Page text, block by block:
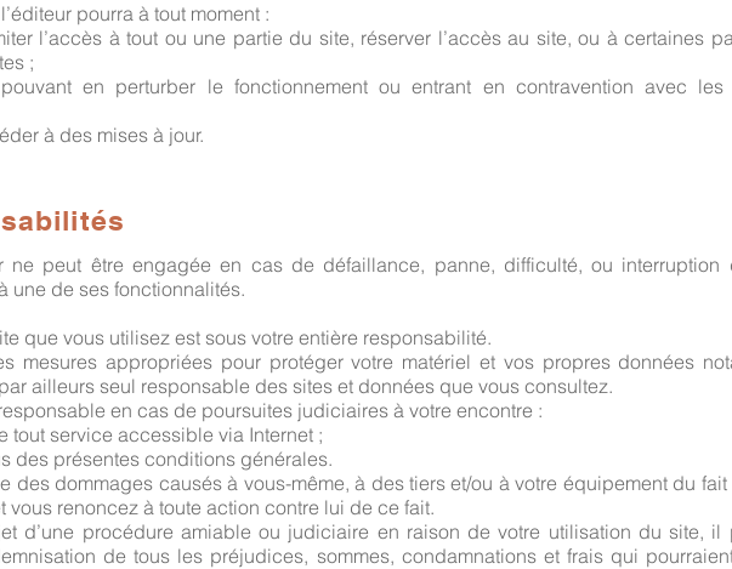
pourra à tout moment :
l’accès à tout ou une partie du site, réserver l’accès au site, ou à certaines
;
en perturber le fonctionnement ou entrant en contravention avec
à des mises à jour.
ne peut être engagée en cas de défaillance, panne, difficulté, ou interruption
une de ses fonctionnalités.
que vous utilisez est sous votre entière responsabilité.
mesures appropriées pour protéger votre matériel et vos propres données
ailleurs seul responsable des sites et données que vous consultez.
en cas de poursuites judiciaires à votre encontre :
tout service accessible via Internet ;
des présentes conditions générales.
des dommages causés à vous-même, à des tiers et/ou à votre équipement du
vous renoncez à toute action contre lui de ce fait.
d’une procédure amiable ou judiciaire en raison de votre utilisation du site, il
de tous les préjudices, sommes, condamnations et frais qui